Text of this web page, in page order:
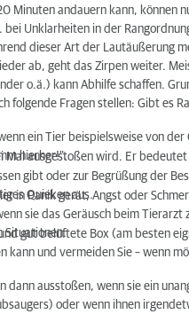
Minuten andauern kann, können
bei Unklarheiten in der
dieser Art der Lautäußerung
ab, geht das Zirpen weiter.
o.ä.) kann Abhilfe schaffen.
folgende Fragen stellen: Gibt es
ein Tier beispielsweise von
hierher!“.
ausgestoßen wird. Er
gibt oder zur Begrüßung der
Quieken aus.
in Panik gerät, Angst oder
sie das Geräusch beim Tierarzt
Situationen.
gut belüftete Box (am besten
und vermeiden Sie – wenn
ausstoßen, wenn sie ein
oder wenn ihnen